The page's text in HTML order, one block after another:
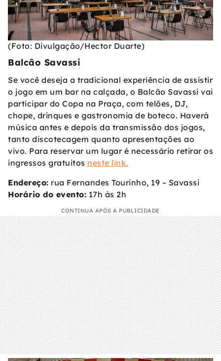
(Foto: Divulgação/Hector Duarte)
Balcão Savassi
Se você deseja a tradicional experiência de assistir
o jogo em um bar na calçada, o Balcão Savassi vai
participar do Copa na Praça, com telões, DJ,
chope, drinques e gastronomia de boteco. Haverá
música antes e depois da transmissão dos jogos,
tanto discotecagem quanto apresentações ao
vivo. Para reservar um lugar é necessário retirar os
ingressos gratuitos neste link.
Endereço: rua Fernandes Tourinho, 19 – Savassi
Horário do evento: 17h às 2h
CONTINUA APÓS A PUBLICIDADE